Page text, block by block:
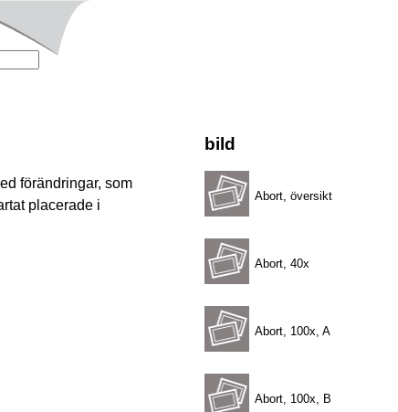
bild
Abort, översikt
Abort, 40x
Abort, 100x, A
Abort, 100x, B
förändringar, som
placerade i